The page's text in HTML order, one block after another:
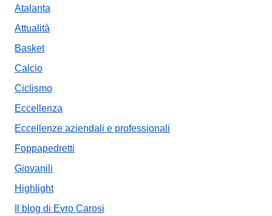
Atalanta
Attualità
Basket
Calcio
Ciclismo
Eccellenza
Eccellenze aziendali e professionali
Foppapedretti
Giovanili
Highlight
Il blog di Evro Carosi